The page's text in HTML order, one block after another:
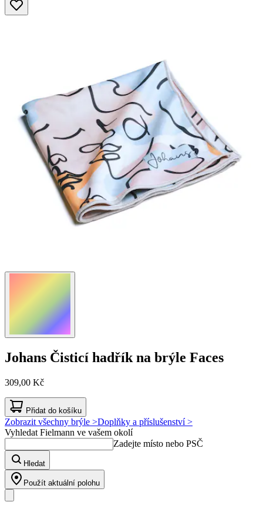
Johans Čisticí hadřík na brýle Faces
309,00 Kč
Přidat do košíku
Zobrazit všechny brýle >Doplňky a příslušenství >
Vyhledat Fielmann ve vašem okolí
Zadejte místo nebo PSČ
Hledat
Použít aktuální polohu